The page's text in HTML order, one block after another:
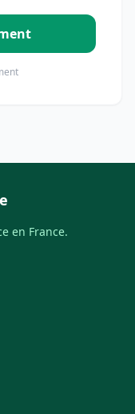
en France.